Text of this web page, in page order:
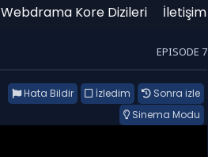
Webdrama Kore Dizileri İletişim
EPISODE 7
Sonra izle
İzledim
Hata Bildir
Sinema Modu